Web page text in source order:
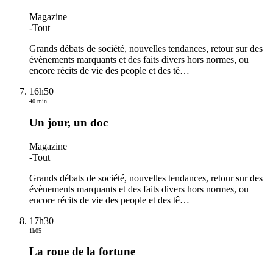
Magazine
-Tout
Grands débats de société, nouvelles tendances, retour sur des
évènements marquants et des faits divers hors normes, ou
encore récits de vie des people et des tê…
16h50
40 min
Un jour, un doc
Magazine
-Tout
Grands débats de société, nouvelles tendances, retour sur des
évènements marquants et des faits divers hors normes, ou
encore récits de vie des people et des tê…
17h30
1h05
La roue de la fortune